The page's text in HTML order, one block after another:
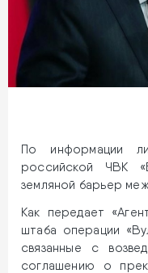
По информации
российской ЧВК
земляной барьер
Как передает
штаба операции
связанные с
соглашению о